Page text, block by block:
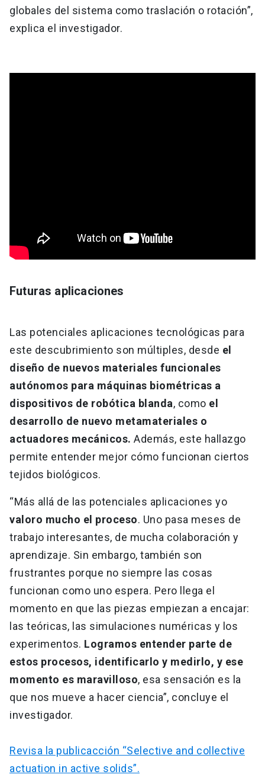
globales del sistema como traslación o rotación”,
explica el investigador.
Futuras aplicaciones
Las potenciales aplicaciones tecnológicas para
este descubrimiento son múltiples, desde el
diseño de nuevos materiales funcionales
autónomos para máquinas biométricas a
dispositivos de robótica blanda, como el
desarrollo de nuevo metamateriales o
actuadores mecánicos. Además, este hallazgo
permite entender mejor cómo funcionan ciertos
tejidos biológicos.
“Más allá de las potenciales aplicaciones yo
valoro mucho el proceso. Uno pasa meses de
trabajo interesantes, de mucha colaboración y
aprendizaje. Sin embargo, también son
frustrantes porque no siempre las cosas
funcionan como uno espera. Pero llega el
momento en que las piezas empiezan a encajar:
las teóricas, las simulaciones numéricas y los
experimentos. Logramos entender parte de
estos procesos, identificarlo y medirlo, y ese
momento es maravilloso, esa sensación es la
que nos mueve a hacer ciencia”, concluye el
investigador.
Revisa la publicacción “Selective and collective
actuation in active solids”.